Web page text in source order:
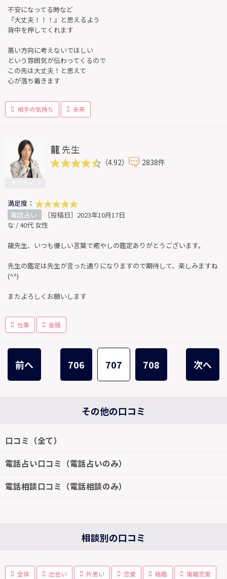
不安になってる時など
『大丈夫！！！』と思えるよう
背中を押してくれます
悪い方向に考えないでほしい
という雰囲気が伝わってくるので
この先は大丈夫！と思えて
心が落ち着きます
相手の気持ち 未来
龍 先生
（4.92） 2838件
満足度：
電話占い
［投稿日］2023年10月17日
な / 40代 女性
龍先生、いつも優しい言葉で癒やしの鑑定ありがとうございます。
先生の鑑定は先生が言った通りになりますので期待して、楽しみますね
(^^)
またよろしくお願いします
仕事 金銭
前へ 706 707 708 次へ
その他の口コミ
口コミ（全て）
電話占い口コミ（電話占いのみ）
電話相談口コミ（電話相談のみ）
相談別の口コミ
全体 出会い 片思い 恋愛 結婚 複雑恋愛